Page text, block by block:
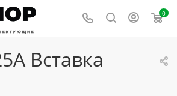
0
Вставка